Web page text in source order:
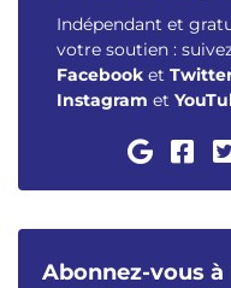
Indépendant et
votre soutien :
Facebook et
Instagram et
Abonnez-vous